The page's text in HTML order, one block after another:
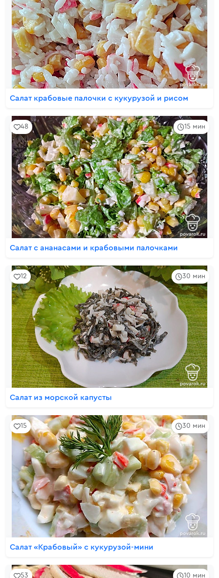
Салат крабовые палочки с кукурузой и рисом
15 мин
48
Салат с ананасами и крабовыми палочками
30 мин
12
Салат из морской капусты
30 мин
15
Салат «Крабовый» с кукурузой-мини
10 мин
53